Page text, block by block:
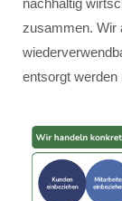
zusammen. Wir
entsorgt werden